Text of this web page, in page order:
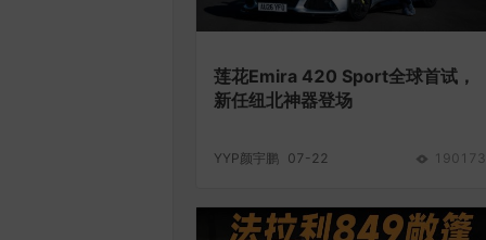
莲花Emira 420 Sport全球首试，
新任纽北神器登场
YYP颜宇鹏 07-22 190173